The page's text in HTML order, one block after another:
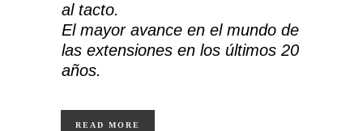
al tacto.
El mayor avance en el mundo de
las extensiones en los últimos 20
años.
READ MORE